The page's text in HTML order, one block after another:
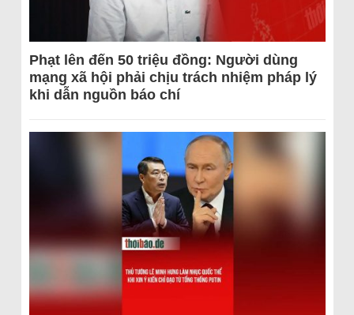
Phạt lên đến 50 triệu đồng: Người dùng
mạng xã hội phải chịu trách nhiệm pháp lý
khi dẫn nguồn báo chí